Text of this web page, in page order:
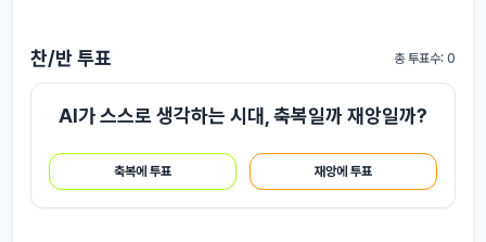
찬/반 투표 총 투표수: 0
AI가 스스로 생각하는 시대, 축복일까 재앙일까?
축복에 투표 재앙에 투표